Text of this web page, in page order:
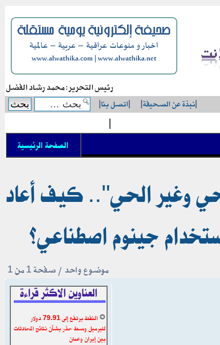
رئيس التحرير: محمد رشاد الفضل
|نبذة عن الصحيفة|
|اتصل بنا|
|
الصفحة الرئيسية
وغير الحي".. كيف أعاد
جينوم اصطناعي؟
موضوع واحد • صفحة1من1
العناوين الاكثر قراءة
النفط يرتفع إلى 79.91 دولار
للبرميل وسط حذر بشأن نتائج المحادثات
بين إيران وعمان